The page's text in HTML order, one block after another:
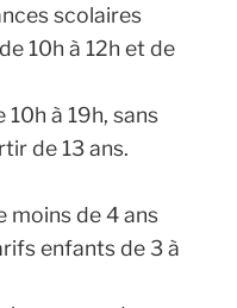
scolaires
10h à 12h et de
à 19h, sans
de 13 ans.
moins de 4 ans
enfants de 3 à